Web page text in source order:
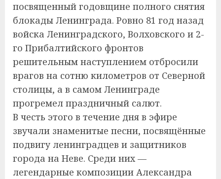
посвященный годовщине полного снятия
блокады Ленинграда. Ровно 81 год назад
войска Ленинградского, Волховского и 2-
го Прибалтийского фронтов
решительным наступлением отбросили
врагов на сотню километров от Северной
столицы, а в самом Ленинграде
прогремел праздничный салют.
В честь этого в течение дня в эфире
звучали знаменитые песни, посвящённые
подвигу ленинградцев и защитников
города на Неве. Среди них —
легендарные композиции Александра